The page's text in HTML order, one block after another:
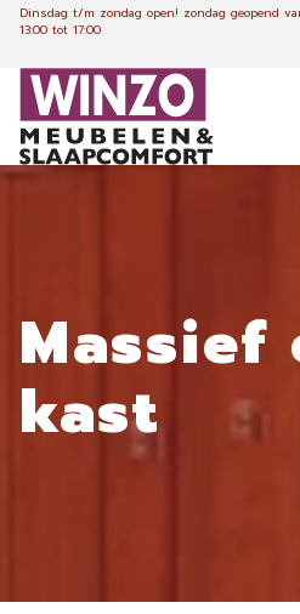
Dinsdag t/m zondag open! zondag geopend
13:00 tot 17:00
Massief
kast